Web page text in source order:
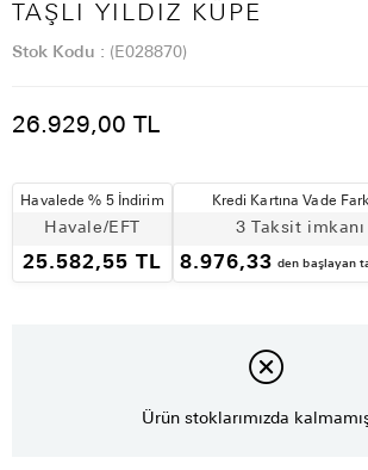
TAŞLI YILDIZ KÜPE
Stok Kodu (E028870)
26.929,00 TL
Havalede % 5 İndirim
Havale/EFT
25.582,55 TL
Kredi Kartına Vade
3 Taksit imkanı
8.976,33 den başlayan
Ürün stoklarımızda